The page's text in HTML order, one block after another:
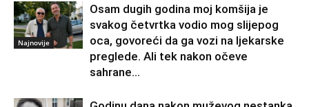
Najnovije
Osam dugih godina moj komšija je
svakog četvrtka vodio mog slijepog
oca, govoreći da ga vozi na ljekarske
preglede. Ali tek nakon očeve
sahrane...